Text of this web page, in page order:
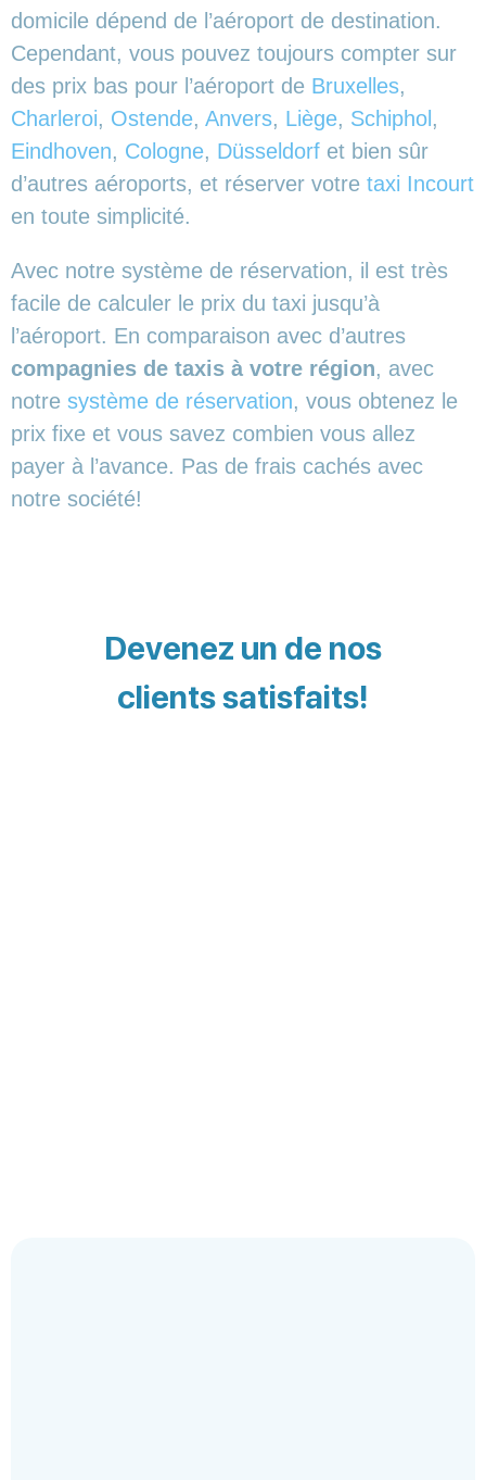
domicile dépend de l’aéroport de destination.
Cependant, vous pouvez toujours compter sur
des prix bas pour l’aéroport de Bruxelles,
Charleroi, Ostende, Anvers, Liège, Schiphol ,
Eindhoven, Cologne, Düsseldorf et bien sûr
d’autres aéroports, et réserver votre taxi Incourt
en toute simplicité.
Avec notre système de réservation, il est très
facile de calculer le prix du taxi jusqu’à
l’aéroport. En comparaison avec d’autres
compagnies de taxis à votre région, avec
notre système de réservation, vous obtenez le
prix fixe et vous savez combien vous allez
payer à l’avance. Pas de frais cachés avec
notre société!
Devenez un de nos
clients satisfaits!